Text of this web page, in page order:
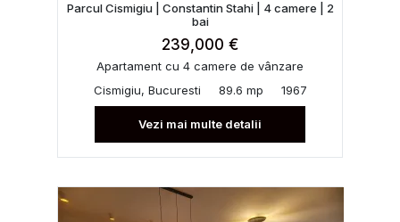
Parcul Cismigiu | Constantin Stahi | 4 camere | 2
bai
239,000 €
Apartament cu 4 camere de vânzare
Cismigiu, Bucuresti
89.6 mp 1967
Vezi mai multe detalii